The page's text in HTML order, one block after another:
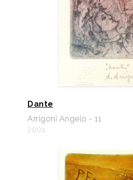
Dante
Arrigoni Angelo - 11
2001